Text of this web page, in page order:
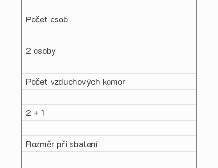
Počet osob
2 osoby
Počet vzduchových komor
2 + 1
Rozměr při sbalení